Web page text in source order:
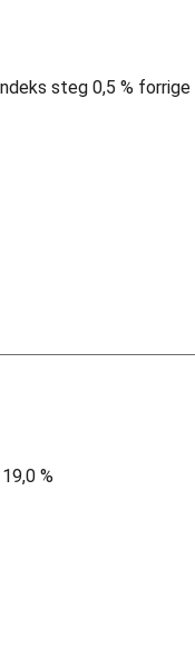
steg 0,5 % forrige
%